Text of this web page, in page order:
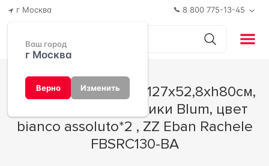
г Москва
Ваш город
г Москва
Верно Изменить
8 800 775-13-45
без ручек, доводчики Blum, цвет
bianco assoluto*2 , ZZ Eban Rachele
FBSRC130-BA